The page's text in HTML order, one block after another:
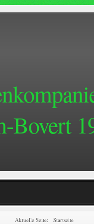
Bovert
Aktuelle Seite: Startseite